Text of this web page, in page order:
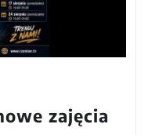
zajęcia